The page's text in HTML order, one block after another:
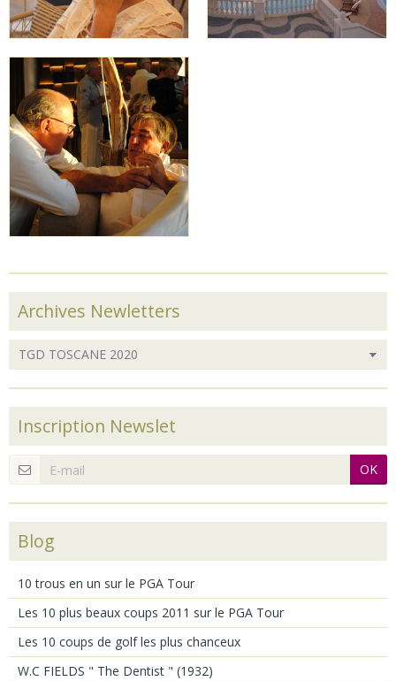
Archives Newletters
Inscription Newslet
OK
Blog
10 trous en un sur le PGA Tour
Les 10 plus beaux coups 2011 sur le PGA Tour
Les 10 coups de golf les plus chanceux
W.C FIELDS " The Dentist " (1932)